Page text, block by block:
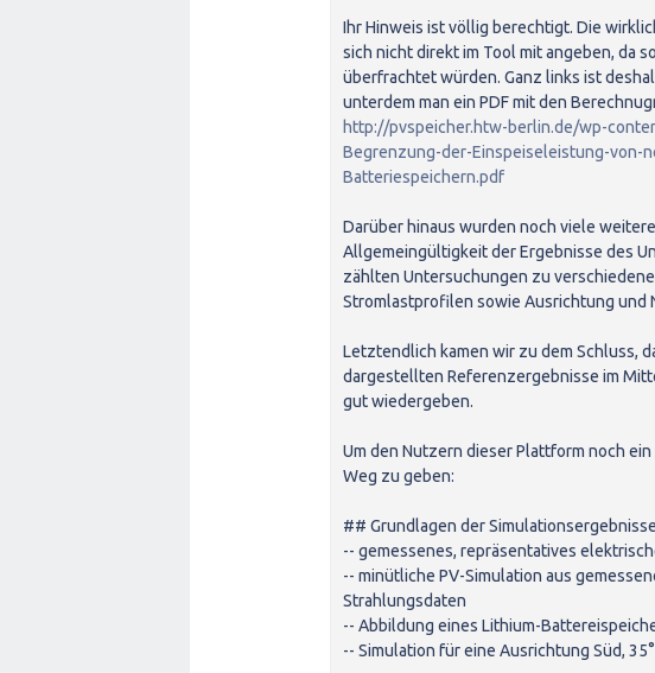
Ihr Hinweis ist völlig berechtigt. Die
sich nicht direkt im Tool mit angeben, da
überfrachtet würden. Ganz links ist
unterdem man ein PDF mit den
http://pvspeicher.htw-berlin.de/wp-
Begrenzung-der-Einspeiseleistung-von-
Batteriespeichern.pdf
Darüber hinaus wurden noch viele
Allgemeingültigkeit der Ergebnisse des
zählten Untersuchungen zu
Stromlastprofilen sowie Ausrichtung und
Letztendlich kamen wir zu dem Schluss,
dargestellten Referenzergebnisse im
gut wiedergeben.
Um den Nutzern dieser Plattform noch
Weg zu geben:
## Grundlagen der
-- gemessenes, repräsentatives
-- minütliche PV-Simulation aus
Strahlungsdaten
-- Abbildung eines Lithium-
-- Simulation für eine Ausrichtung Süd,